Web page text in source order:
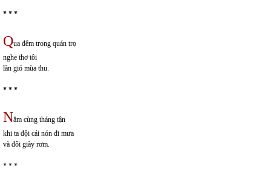
* * *
Qua đêm trong quán trọ
nghe thơ tôi
làn gió mùa thu.
* * *
Năm cùng tháng tận
khi ta đội cái nón đi mưa
và đôi giày rơm.
* * *